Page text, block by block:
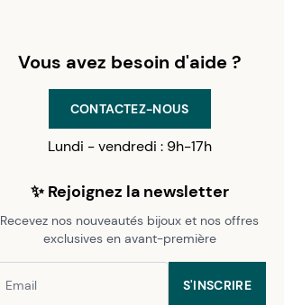
Vous avez besoin d'aide ?
CONTACTEZ-NOUS
Lundi - vendredi : 9h-17h
✨ Rejoignez la newsletter
Recevez nos nouveautés bijoux et nos offres
exclusives en avant-première
S'INSCRIRE